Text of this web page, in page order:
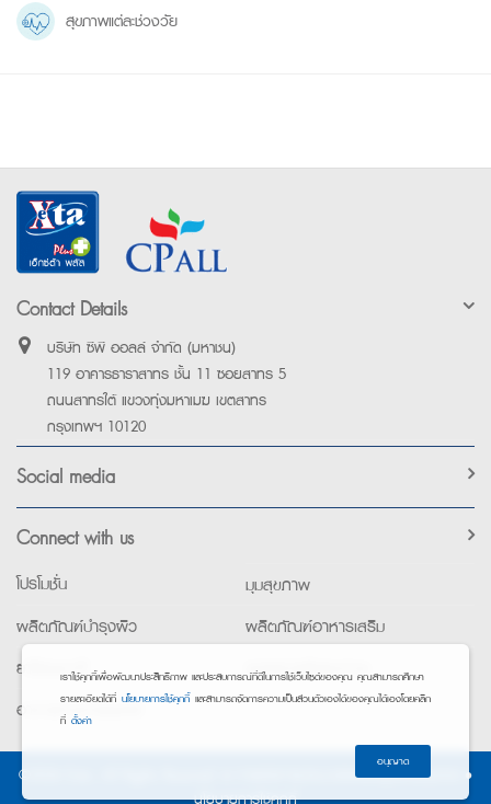
สุขภาพแต่ละช่วงวัย
Contact Details
บริษัท ซีพี ออลล์ จำกัด (มหาชน)
119 อาคารธาราสาทร ชั้น 11 ซอยสาทร 5
ถนนสาทรใต้ แขวงทุ่งมหาเมฆ เขตสาทร
กรุงเทพฯ 10120
Social media
Connect with us
โปรโมชั่น
มุมสุขภาพ
ผลิตภัณฑ์บำรุงผิว
ผลิตภัณฑ์อาหารเสริม
ยาใช้เฉพาะที่
อุปกรณ์เพื่อสุขภาพ
อาหารทางการแพทย์
©2026 Exta. All Rights Reserved. • การแจ้งการประมวลผลข้อมูลส่วนบุคคล
•
นโยบายการใช้คุกกี้
เราใช้คุกกี้เพื่อพัฒนาประสิทธิภาพ และประสบการณ์ที่ดีในการใช้เว็บไซต์ของคุณ คุณสามารถศึกษา
รายละเอียดได้ที่ นโยบายการใช้คุกกี้ และสามารถจัดการความเป็นส่วนตัวเองได้ของคุณได้เองโดยคลิก
ที่ ตั้งค่า
อนุญาต